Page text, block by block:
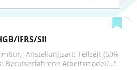
IFRS/SII
Anstellungsart: Teilzeit (50%
Berufserfahrene Arbeitsmodell..."